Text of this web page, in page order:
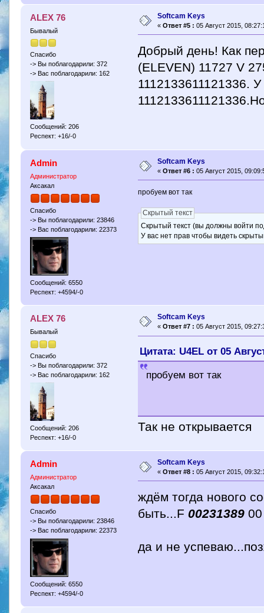
ALEX 76
Бывалый
Спасибо
-> Вы поблагодарили: 372
-> Вас поблагодарили: 162
Сообщений: 206
Респект: +16/-0
Softcam Keys
« Ответ #5 : 05 Август 2015,
Добрый день! Как
(ELEVEN) 11727 V
1112133611121336.
Admin
Администратор
Аксакал
Спасибо
-> Вы поблагодарили: 23846
-> Вас поблагодарили: 22373
Сообщений: 6550
Респект: +4594/-0
Softcam Keys
« Ответ #6 : 05 Август 2015,
пробуем вот так
Скрытый текст
Скрытый текст (вы должны войти
У вас нет прав чтобы видеть
ALEX 76
Бывалый
Спасибо
-> Вы поблагодарили: 372
-> Вас поблагодарили: 162
Сообщений: 206
Респект: +16/-0
Softcam Keys
« Ответ #7 : 05 Август 2015,
Цитата: U4EL от 05
пробуем вот так
Так не открывается
Admin
Администратор
Аксакал
Спасибо
-> Вы поблагодарили: 23846
-> Вас поблагодарили: 22373
Сообщений: 6550
Респект: +4594/-0
Softcam Keys
« Ответ #8 : 05 Август 2015,
ждём тогда нового
быть...F00231389
да и не